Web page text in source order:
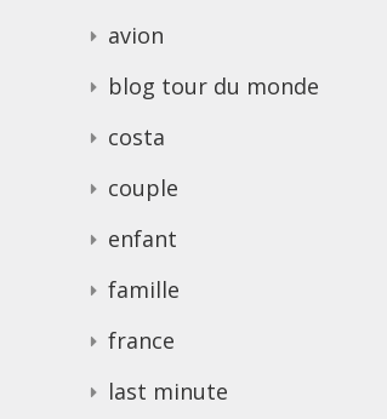
avion
blog tour du monde
costa
couple
enfant
famille
france
last minute